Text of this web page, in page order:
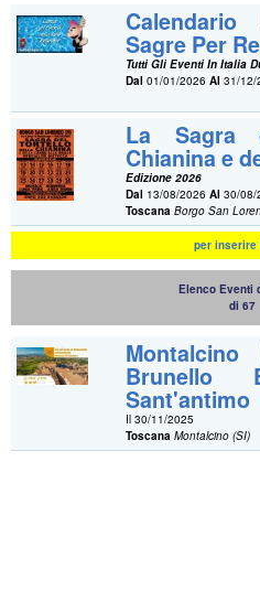
Sagre Per
Tutti Gli Eventi In Italia
Dal 01/01/2026Al 31/12/
La Sagra
Chianina e
Edizione 2026
Dal 13/08/2026Al 30/08/
Toscana Borgo San
per
Elenco Eventi
di 67
Brunello
Sant'antimo
Il 30/11/2025
Toscana Montalcino (SI)